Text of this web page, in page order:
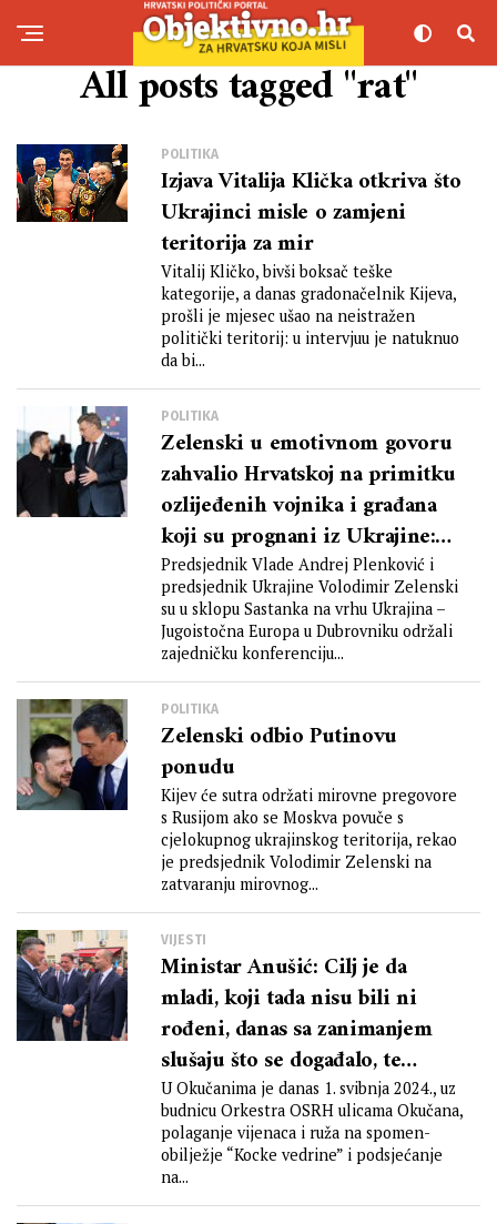
All posts tagged "rat"
POLITIKA
Izjava Vitalija Klička otkriva što
Ukrajinci misle o zamjeni
teritorija za mir
Vitalij Kličko, bivši boksač teške
kategorije, a danas gradonačelnik Kijeva,
prošli je mjesec ušao na neistražen
politički teritorij: u intervjuu je natuknuo
da bi...
POLITIKA
Zelenski u emotivnom govoru
zahvalio Hrvatskoj na primitku
ozlijeđenih vojnika i građana
koji su prognani iz Ukrajine:
Svi vi ovdje danas pokušavate
okončati ovaj rat na pravedan
način
Predsjednik Vlade Andrej Plenković i
predsjednik Ukrajine Volodimir Zelenski
su u sklopu Sastanka na vrhu Ukrajina –
Jugoistočna Europa u Dubrovniku održali
zajedničku konferenciju...
POLITIKA
Zelenski odbio Putinovu
ponudu
Kijev će sutra održati mirovne pregovore
s Rusijom ako se Moskva povuče s
cjelokupnog ukrajinskog teritorija, rekao
je predsjednik Volodimir Zelenski na
zatvaranju mirovnog...
VIJESTI
Ministar Anušić: Cilj je da
mladi, koji tada nisu bili ni
rođeni, danas sa zanimanjem
slušaju što se događalo, te
vrednuju i poštuju hrvatsku
povijest
U Okučanima je danas 1. svibnja 2024., uz
budnicu Orkestra OSRH ulicama Okučana,
polaganje vijenaca i ruža na spomen-
obilježje “Kocke vedrine” i podsjećanje
na...